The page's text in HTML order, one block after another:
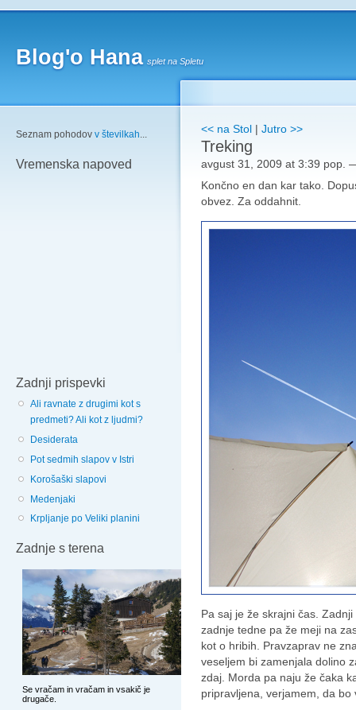
Blog'o Hana splet na Spletu
Seznam pohodov v številkah...
Vremenska napoved
Zadnji prispevki
Ali ravnate z drugimi kot s
predmeti? Ali kot z ljudmi?
Desiderata
Pot sedmih slapov v Istri
Korošaški slapovi
Medenjaki
Krpljanje po Veliki planini
Zadnje s terena
<< na Stol | Jutro >>
Treking
avgust 31, 2009 at 3:39 pop.
Končno en dan kar tako.
obvez. Za oddahnit.
Pa saj je že skrajni čas.
zadnje tedne pa že meji na
kot o hribih. Pravzaprav ne
veseljem bi zamenjala dolino
zdaj. Morda pa naju že čaka
pripravljena, verjamem, da bo